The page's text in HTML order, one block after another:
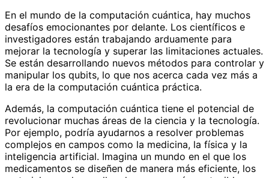
En el mundo de la computación cuántica, hay muchos
desafíos emocionantes por delante. Los científicos e
investigadores están trabajando arduamente para
mejorar la tecnología y superar las limitaciones actuales.
Se están desarrollando nuevos métodos para controlar y
manipular los qubits, lo que nos acerca cada vez más a
la era de la computación cuántica práctica.
Además, la computación cuántica tiene el potencial de
revolucionar muchas áreas de la ciencia y la tecnología.
Por ejemplo, podría ayudarnos a resolver problemas
complejos en campos como la medicina, la física y la
inteligencia artificial. Imagina un mundo en el que los
medicamentos se diseñen de manera más eficiente, los